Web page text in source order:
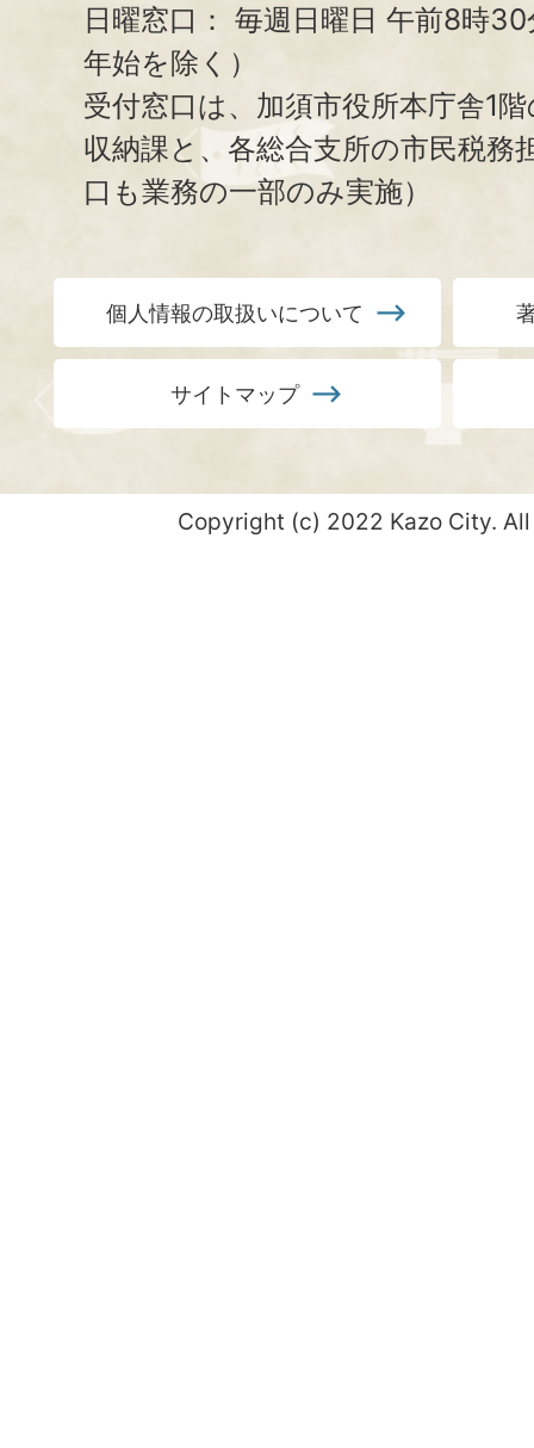
日曜窓口： 毎週日曜日 午前8時
年始を除く）
受付窓口は、加須市役所本庁舎1
収納課と、 各総合支所の市民税務
口も業務の一部のみ実施）
個人情報の取扱いについて
サイトマップ
Copyright (c) 2022 Kazo City.